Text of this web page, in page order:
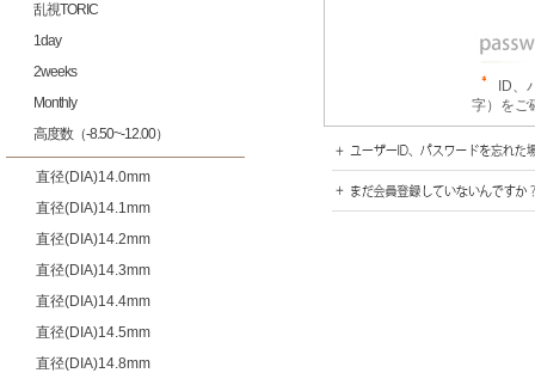
乱視TORIC
1day
2weeks
Monthly
高度数（-8.50~-12.00）
直径(DIA)14.0mm
直径(DIA)14.1mm
直径(DIA)14.2mm
直径(DIA)14.3mm
直径(DIA)14.4mm
直径(DIA)14.5mm
直径(DIA)14.8mm
ID、
字）をご